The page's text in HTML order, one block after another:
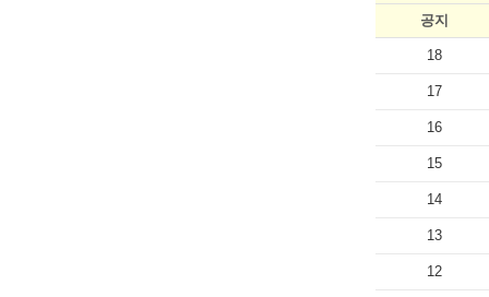
공지
18
17
16
15
14
13
12